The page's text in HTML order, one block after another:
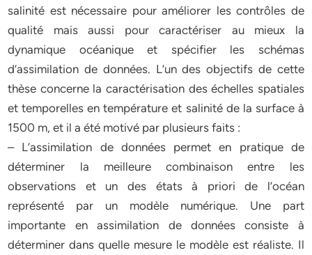
salinité est nécessaire pour améliorer les contrôles de
qualité mais aussi pour caractériser au mieux la
dynamique océanique et spécifier les schémas
d’assimilation de données. L’un des objectifs de cette
thèse concerne la caractérisation des échelles spatiales
et temporelles en température et salinité de la surface à
1500 m, et il a été motivé par plusieurs faits :
– L’assimilation de données permet en pratique de
déterminer la meilleure combinaison entre les
observations et un des états à priori de l’océan
représenté par un modèle numérique. Une part
importante en assimilation de données consiste à
déterminer dans quelle mesure le modèle est réaliste. Il